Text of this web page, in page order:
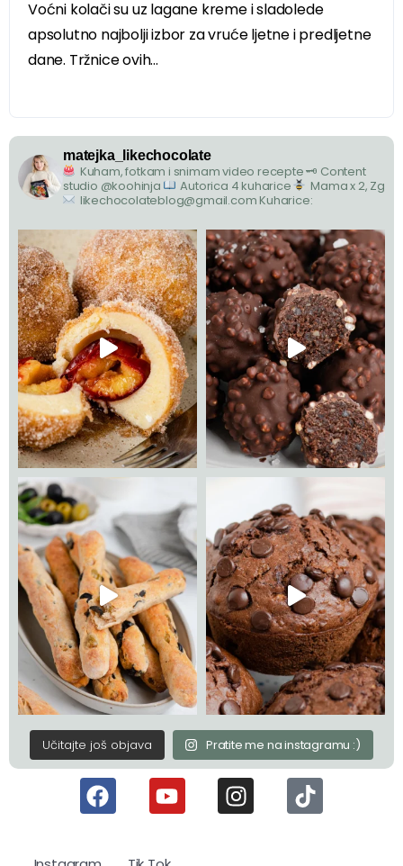
Voćni kolači su uz lagane kreme i sladolede
apsolutno najbolji izbor za vruće ljetne i predljetne
dane. Tržnice ovih...
matejka_likechocolate
Kuham, fotkam i snimam video recepte🗝 Content
studio @koohinja
Autorica 4 kuharice
Mama x 2, Zg
likechocolateblog@gmail.com Kuharice:
Učitajte još objava Pratite me na instagramu :)